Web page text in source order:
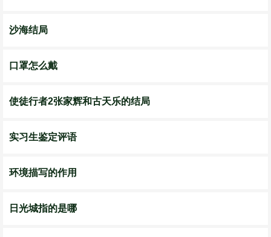
沙海结局
口罩怎么戴
使徒行者2张家辉和古天乐的结局
实习生鉴定评语
环境描写的作用
日光城指的是哪